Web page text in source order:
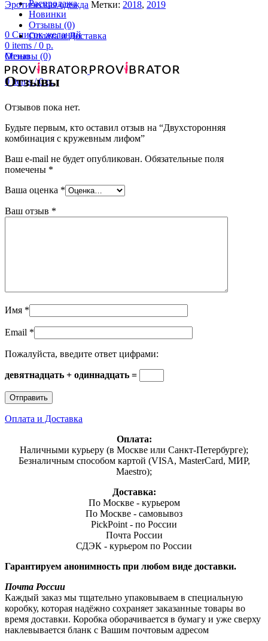
Распродажа
Новинки
0 Список желаний
0 items / 0 р.
Меню
0items / 0р.
Эротическая одежда Метки: 2018, 2019
Отзывы (0)
Оплата и Доставка
Отзывы (0)
Отзывы
Отзывов пока нет.
Будьте первым, кто оставил отзыв на “Двухсторонняя
комбинация с кружевным лифом”
Ваш e-mail не будет опубликован. Обязательные поля
помечены *
Ваша оценка *
Ваш отзыв *
Имя *
Email *
Пожалуйста, введите ответ цифрами:
девятнадцать + одиннадцать =
Оплата и Доставка
Оплата:
Наличными курьеру (в Москве или Санкт-Петербурге);
Безналичным способом картой (VISA, MasterCard, МИР,
Maestro);
Доставка:
По Москве - курьером
По Москве - самовывоз
PickPoint - по России
Почта России
СДЭК - курьером по России
Гарантируем анонимность при любом виде доставки.
Почта России
Каждый заказ мы тщательно упаковываем в специальную
коробку, которая надёжно сохраняет заказанные товары во
время доставки. Коробка оборачивается в бумагу и уже сверху
наклевывается бланк с Вашим почтовым адресом